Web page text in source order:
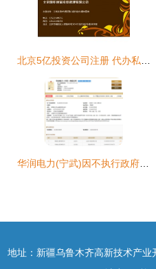
地址：新疆乌鲁木齐高新技术产